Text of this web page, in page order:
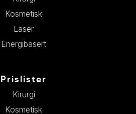
Kosmetisk
Laser
Energibasert
Prislister
Kirurgi
Kosmetisk